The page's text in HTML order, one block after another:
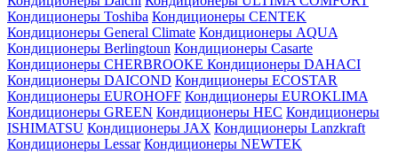
Кондиционеры Toshiba Кондиционеры CENTEK
Кондиционеры General Climate Кондиционеры AQUA
Кондиционеры Berlingtoun Кондиционеры Casarte
Кондиционеры CHERBROOKE Кондиционеры DAHACI
Кондиционеры DAICOND Кондиционеры ECOSTAR
Кондиционеры EUROHOFF Кондиционеры EUROKLIMA
Кондиционеры GREEN Кондиционеры HEC Кондиционеры
ISHIMATSU Кондиционеры JAX Кондиционеры Lanzkraft
Кондиционеры Lessar Кондиционеры NEWTEK